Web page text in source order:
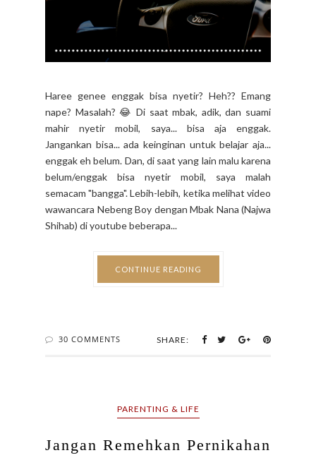
Haree genee enggak bisa nyetir? Heh?? Emang
nape? Masalah? 😂 Di saat mbak, adik, dan suami
mahir nyetir mobil, saya... bisa aja enggak.
Jangankan bisa... ada keinginan untuk belajar aja...
enggak eh belum. Dan, di saat yang lain malu karena
belum/enggak bisa nyetir mobil, saya malah
semacam "bangga". Lebih-lebih, ketika melihat video
wawancara Nebeng Boy dengan Mbak Nana (Najwa
Shihab) di youtube beberapa...
CONTINUE READING
30 COMMENTS SHARE:
PARENTING & LIFE
Jangan Remehkan Pernikahan